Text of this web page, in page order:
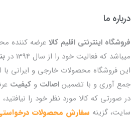
درباره ما
فروشگاه اینترنتی اقلیم کالا عرضه کننده
میباشد که فعالیت خود را از سال 1394 در
این فروشگاه محصولات خارجی و ایرانی با
جمع آوری و با تضمین اصالت و کیفیت
در صورتی که کالا مورد نظر خود را
سایت، گزینه سفارش محصولات